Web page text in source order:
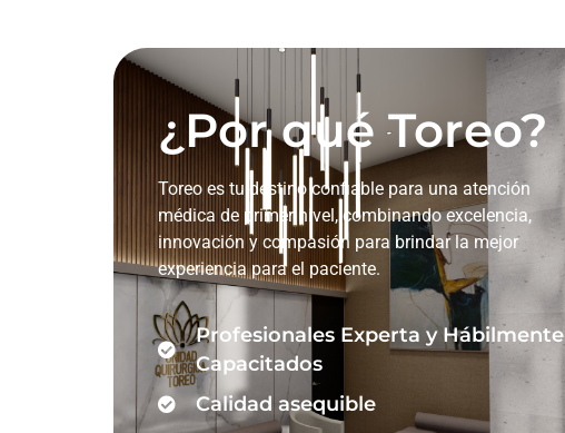
¿Por qué Toreo?
Toreo es tu destino confiable para una atención
médica de primer nivel, combinando excelencia,
innovación y compasión para brindar la mejor
experiencia para el paciente.
Profesionales Experta y Hábilmente
Capacitados
Calidad asequible